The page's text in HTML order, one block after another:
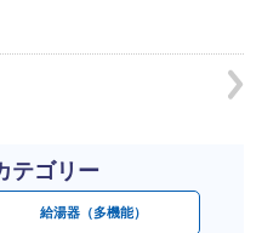
テゴリー
給湯器（多機能）